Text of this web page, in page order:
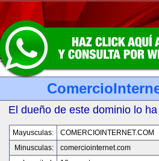
El dueño de este dominio lo
Mayusculas:
COMERCIOINTERNET.COM
Minusculas:
comerciointernet.com